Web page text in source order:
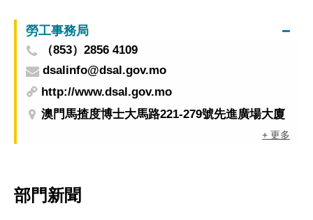
勞工事務局
（853）2856 4109
dsalinfo@dsal.gov.mo
http://www.dsal.gov.mo
澳門馬揸度博士大馬路221-279號先進廣場大廈
+ 更多
部門新聞